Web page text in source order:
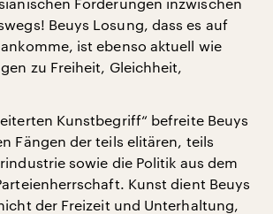
Beuys Losung, dass es auf
ist ebenso aktuell wie
zu Freiheit, Gleichheit,
Kunstbegriff“ befreite Beuys
Fängen der teils elitären, teils
sowie die Politik aus dem
Kunst dient Beuys
der Freizeit und Unterhaltung,